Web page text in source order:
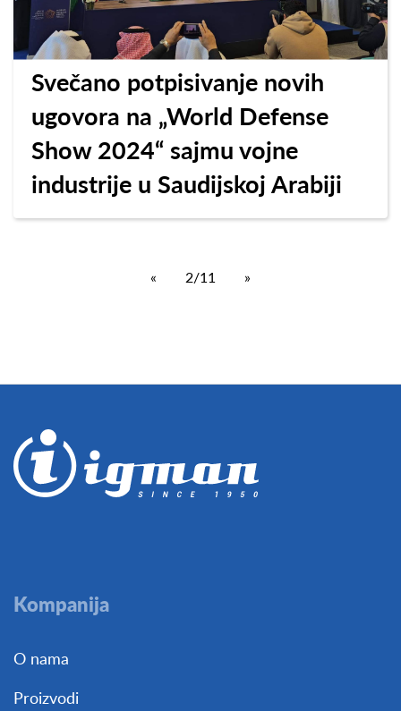
Svečano potpisivanje novih
ugovora na „World Defense
Show 2024“ sajmu vojne
industrije u Saudijskoj Arabiji
« 2/11 »
Kompanija
O nama
Proizvodi